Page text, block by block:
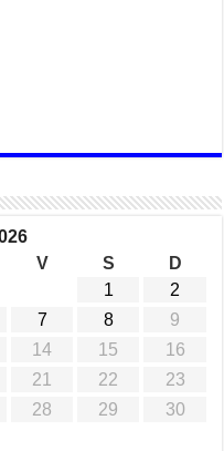
V S
D
1
2
7 8
9
14 15
16
21 22
23
28 29
30